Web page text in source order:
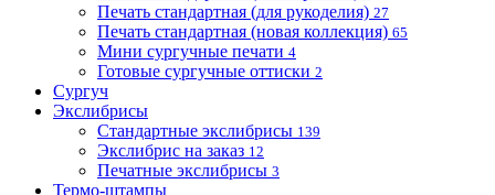
Печать стандартная (для рукоделия) 27
Печать стандартная (новая коллекция) 65
Мини сургучные печати 4
Готовые сургучные оттиски 2
Сургуч
Экслибрисы
Стандартные экслибрисы 139
Экслибрис на заказ 12
Печатные экслибрисы 3
Термо-штампы